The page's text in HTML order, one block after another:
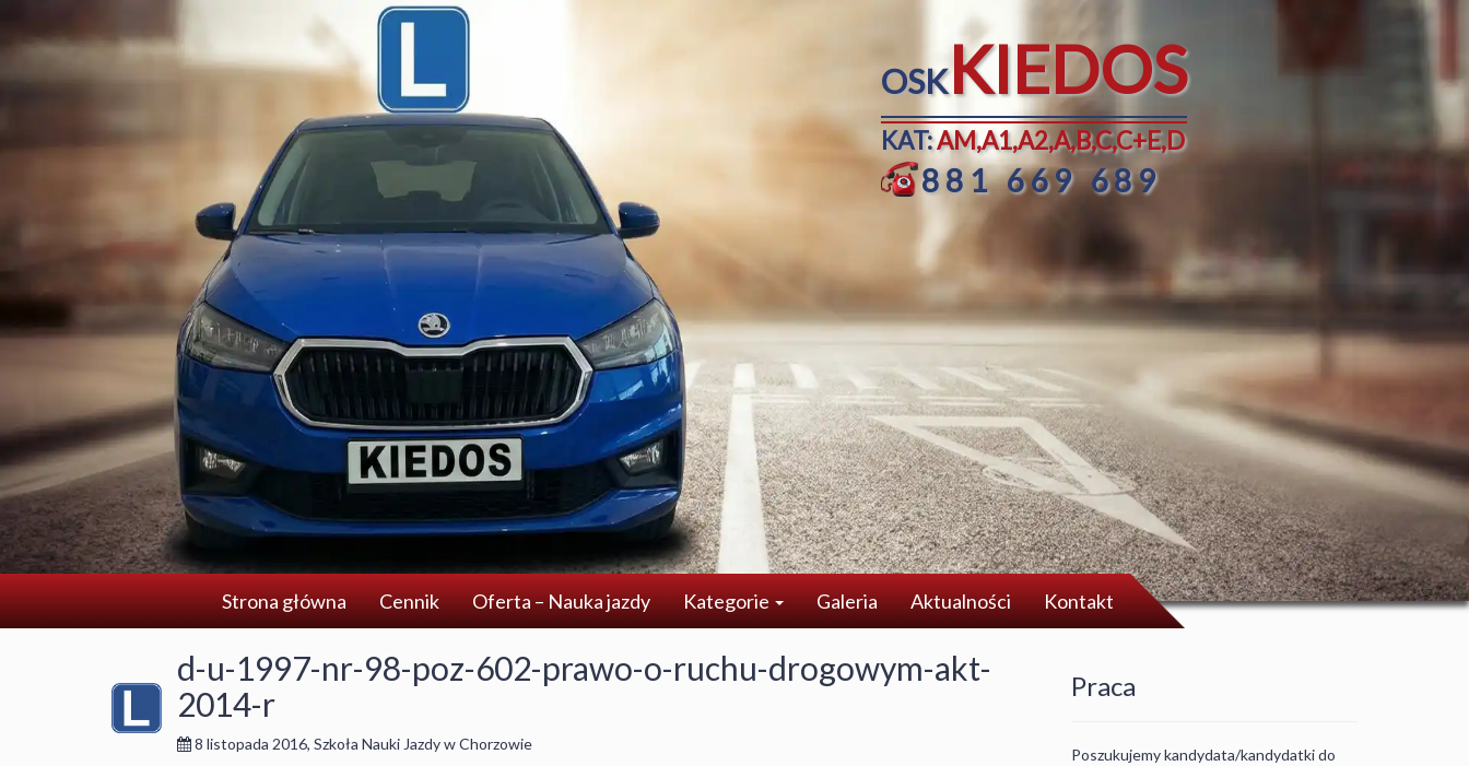
OSKKIEDOS
KAT:AM,A1,A2,A,B,C,C+E,D
881 669 689
Strona główna Cennik Oferta – Nauka jazdy Kategorie Galeria Aktualności Kontakt
d-u-1997-nr-98-poz-602-prawo-o-ruchu-drogowym-akt-
2014-r
8 listopada 2016, Szkoła Nauki Jazdy w Chorzowie
Praca
Poszukujemy kandydata/kandydatki do